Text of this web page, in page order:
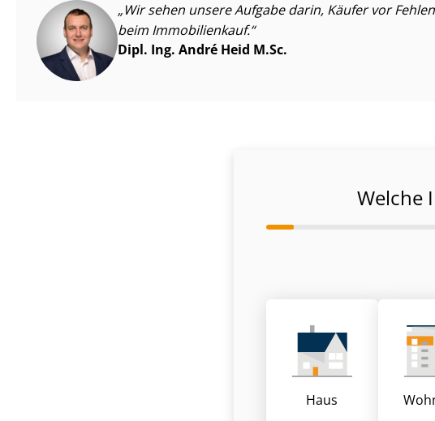
Wir sehen unsere Aufgabe darin, Käufer vor
beim Immobilienkauf.
Dipl. Ing. André Heid M.Sc.
Welche
Haus